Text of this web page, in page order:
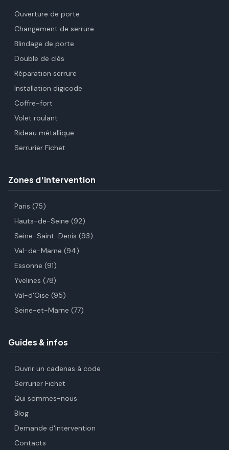
Ouverture de porte
Changement de serrure
Blindage de porte
Double de clés
Réparation serrure
Installation digicode
Coffre-fort
Volet roulant
Rideau métallique
Serrurier Fichet
Zones d'intervention
Paris (75)
Hauts-de-Seine (92)
Seine-Saint-Denis (93)
Val-de-Marne (94)
Essonne (91)
Yvelines (78)
Val-d'Oise (95)
Seine-et-Marne (77)
Guides & infos
Ouvrir un cadenas à code
Serrurier Fichet
Qui sommes-nous
Blog
Demande d'intervention
Contacts